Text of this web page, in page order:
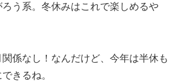
う系。冬休みはこれで楽しめるや
係なし！なんだけど、今年は半休も
きるね。